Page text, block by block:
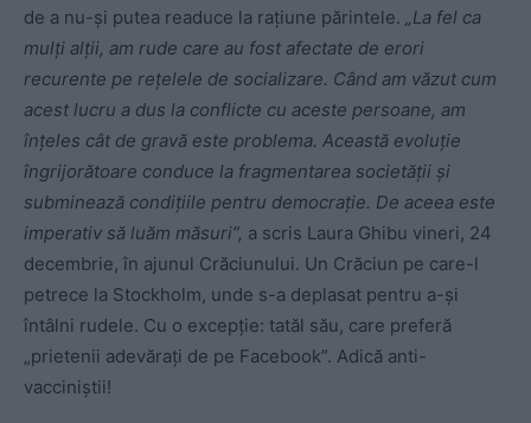
de a nu-și putea readuce la rațiune părintele. „La fel ca
mulți alții, am rude care au fost afectate de erori
recurente pe rețelele de socializare. Când am văzut cum
acest lucru a dus la conflicte cu aceste persoane, am
înțeles cât de gravă este problema. Această evoluție
îngrijorătoare conduce la fragmentarea societății și
subminează condițiile pentru democrație. De aceea este
imperativ să luăm măsuri”, a scris Laura Ghibu vineri, 24
decembrie, în ajunul Crăciunului. Un Crăciun pe care-l
petrece la Stockholm, unde s-a deplasat pentru a-și
întâlni rudele. Cu o excepție: tatăl său, care preferă
„prietenii adevărați de pe Facebook”. Adică anti-
vacciniștii!